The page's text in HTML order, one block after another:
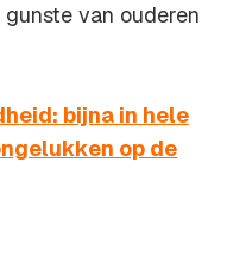
van ouderen
bijna in hele
op de